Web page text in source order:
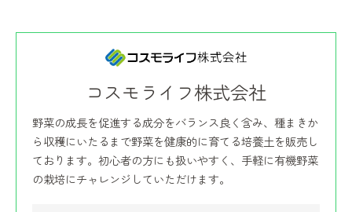
コスモライフ株式会社
野菜の成長を促進する成分をバランス良く含み、種まきか
ら収穫にいたるまで野菜を健康的に育てる培養土を販売し
ております。初心者の方にも扱いやすく、手軽に有機野菜
の栽培にチャレンジしていただけます。